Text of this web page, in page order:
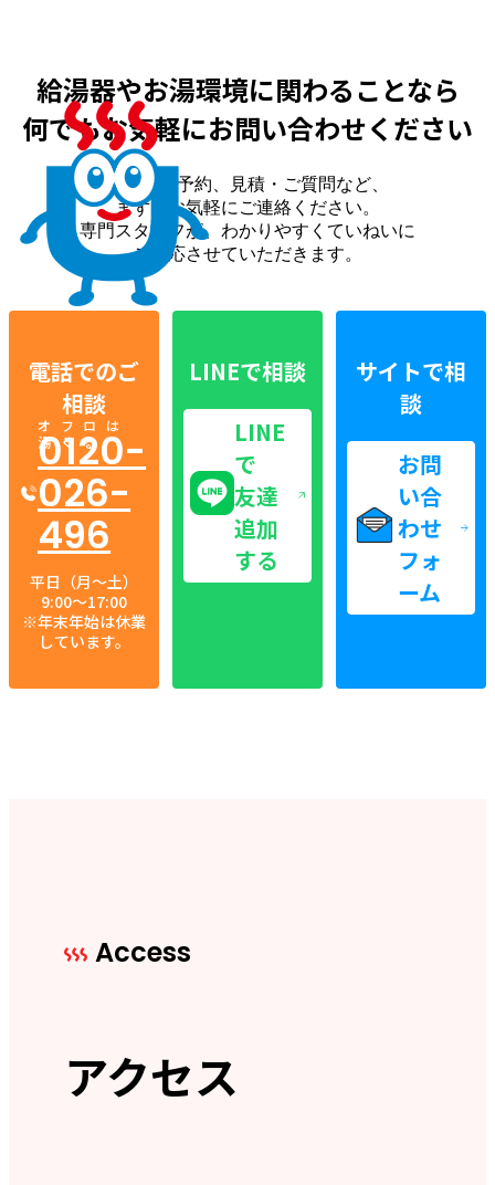
給湯器やお湯環境に関わることなら
何でもお気軽にお問い合わせください
来場のご予約、見積・ご質問など、
まずはお気軽にご連絡ください。
専門スタッフが、わかりやすくていねいに
ご対応させていただきます。
電話でのご
相談
オフロは
湯くる
0120-
026-
496
平日（月〜土）
9:00〜17:00
※年末年始は休業
しています。
LINEで相談
LINE
で
友達
追加
する
サイトで相
談
お問
い合
わせ
フォ
ーム
アクセス
Access